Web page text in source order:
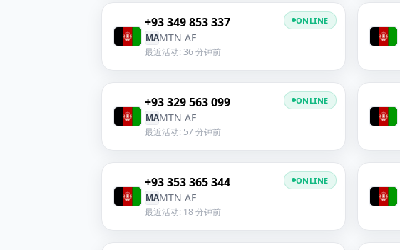
+93 349 853 337
MAMTN AF
最近活动: 36 分钟前
ONLINE
+93 329 563 099
MAMTN AF
最近活动: 57 分钟前
ONLINE
+93 353 365 344
MAMTN AF
最近活动: 18 分钟前
ONLINE